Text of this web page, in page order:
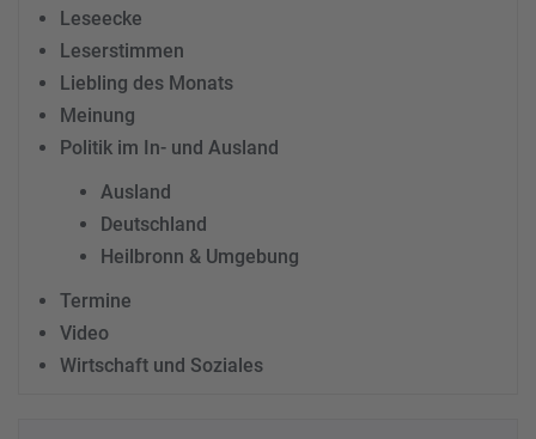
Leseecke
Leserstimmen
Liebling des Monats
Meinung
Politik im In- und Ausland
Ausland
Deutschland
Heilbronn & Umgebung
Termine
Video
Wirtschaft und Soziales